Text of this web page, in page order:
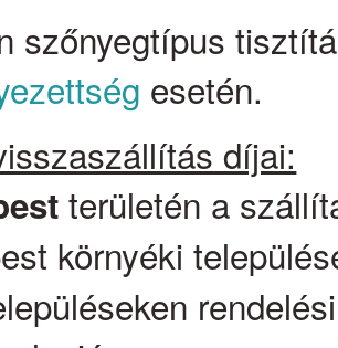
szőnyegtípus
esetén.
díjai:
területén a
környéki